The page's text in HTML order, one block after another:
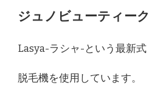
ジュノビューティー
Lasya-ラシャ-という最新式
脱毛機を使用しています。